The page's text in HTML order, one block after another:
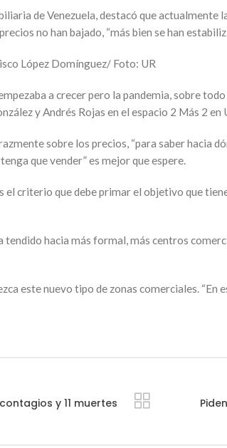
de Venezuela, destacó que actualmente
no han bajado, “más bien se han
López Domínguez/ Foto: UR
a crecer pero la pandemia, sobre
y Andrés Rojas en el espacio 2 Más 2 en
sobre los precios, “para saber hacia
que vender” es mejor que espere.
criterio que debe primar el objetivo que
hacia más formal, más centros
este nuevo tipo de zonas comerciales. “En
y 11 muertes